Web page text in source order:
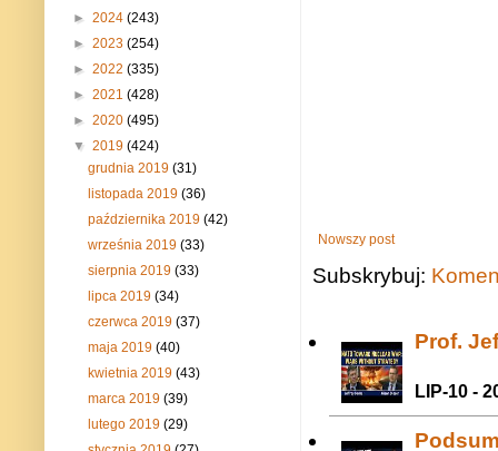
Nowszy post
Subskrybuj:
Prof.
LIP-10 -
► 2024 (243)
► 2023 (254)
► 2022 (335)
► 2021 (428)
► 2020 (495)
▼ 2019 (424)
grudnia 2019(31)
listopada 2019(36)
października 2019(42)
września 2019(33)
sierpnia 2019(33)
lipca 2019(34)
czerwca 2019(37)
maja 2019(40)
kwietnia 2019(43)
marca 2019(39)
lutego 2019(29)